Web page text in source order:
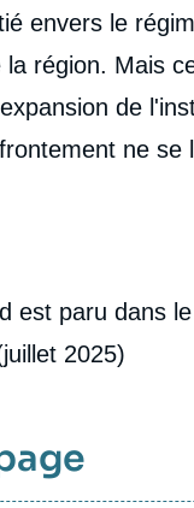
envers le
région. Mais
de
ne
est paru dans le
2025)